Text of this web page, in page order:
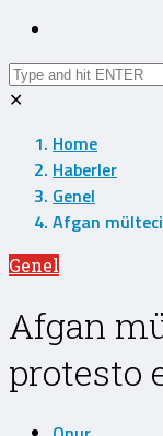
✕
Home
Haberler
Genel
Afgan
Genel
Afgan
protesto